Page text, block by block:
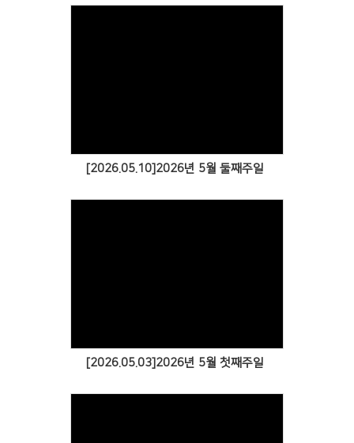
[2026.05.10]2026년 5월 둘째주일
[2026.05.03]2026년 5월 첫째주일